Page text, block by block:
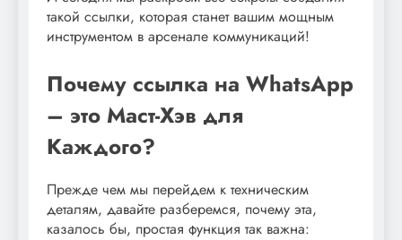
такой ссылки, которая станет вашим мощным
инструментом в арсенале коммуникаций!
Почему ссылка на WhatsApp
– это Маст-Хэв для
Каждого?
Прежде чем мы перейдем к техническим
деталям, давайте разберемся, почему эта,
казалось бы, простая функция так важна: